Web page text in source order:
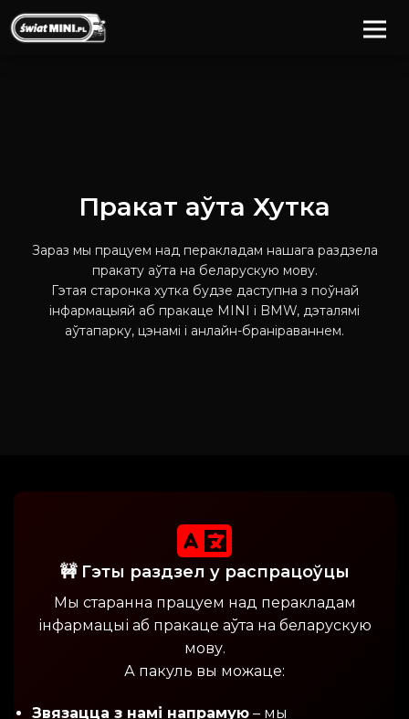
Пракат аўта Хутка
Зараз мы працуем над перакладам нашага раздзела
пракату аўта на беларускую мову.
Гэтая старонка хутка будзе даступна з поўнай
інфармацыяй аб пракаце MINI і BMW, дэталямі
аўтапарку, цэнамі і анлайн-браніраваннем.
🚧 Гэты раздзел у распрацоўцы
Мы старанна працуем над перакладам
інфармацыі аб пракаце аўта на беларускую
мову.
А пакуль вы можаце:
Звязацца з намі напрамую – мы